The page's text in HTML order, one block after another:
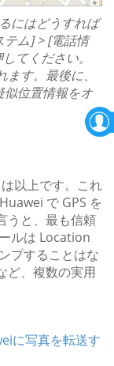
にはどうすれば
テム] > [電話情
てください。
す。最後に、
似位置情報をオ
以上です。これ
で GPS を
うと、最も信頼
ルは Location
プすることはな
ど、複数の実用
に写真を転送す